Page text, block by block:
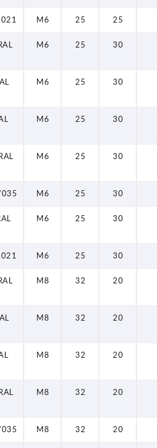
M6 25 25
M6 25 30
M6 25 30
M6 25 30
M6 25 30
M6 25 30
M6 25 30
M6 25 30
M8 32 20
M8 32 20
M8 32 20
M8 32 20
M8 32 20